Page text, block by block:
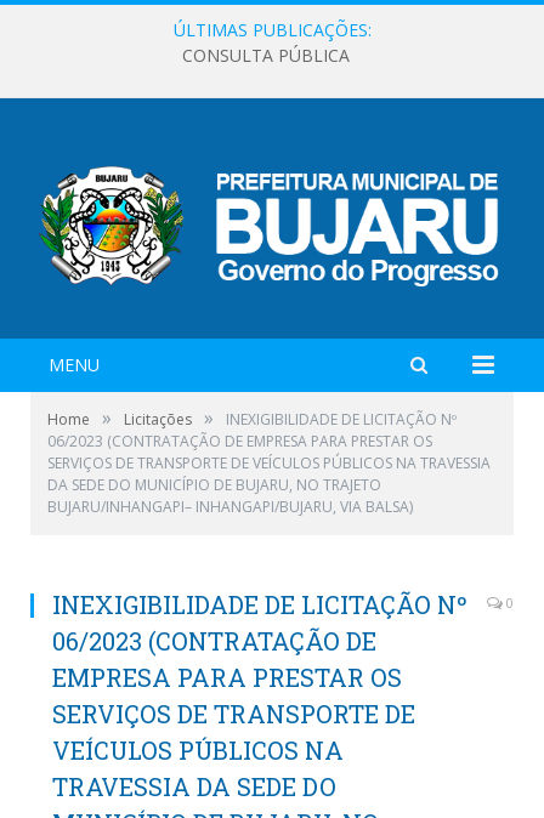
ÚLTIMAS PUBLICAÇÕES:
CONSULTA PÚBLICA
MENU
Home » Licitações »
INEXIGIBILIDADE DE LICITAÇÃO Nº
06/2023 (CONTRATAÇÃO DE EMPRESA PARA PRESTAR OS
SERVIÇOS DE TRANSPORTE DE VEÍCULOS PÚBLICOS NA TRAVESSIA
DA SEDE DO MUNICÍPIO DE BUJARU, NO TRAJETO
BUJARU/INHANGAPI– INHANGAPI/BUJARU, VIA BALSA)
INEXIGIBILIDADE DE LICITAÇÃO Nº
06/2023 (CONTRATAÇÃO DE
EMPRESA PARA PRESTAR OS
SERVIÇOS DE TRANSPORTE DE
VEÍCULOS PÚBLICOS NA
TRAVESSIA DA SEDE DO
0